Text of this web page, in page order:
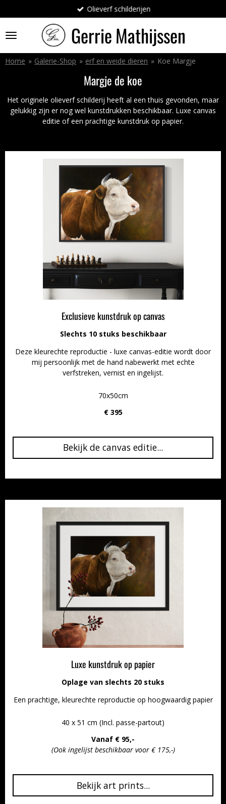
direct
naar
de
hoofdinhoud
GerrieMathijssen
Olieverf schilderijen
Home » Galerie-Shop » erf en weide dieren » Koe Margje
Margje de koe
Het originele olieverf schilderij heeft al een thuis gevonden, maar
gelukkig zijn er nog wel kunstdrukken beschikbaar. Luxe canvas
editie of een prachtige kunstdruk op papier.
Exclusieve kunstdruk op canvas
Slechts 10 stuks beschikbaar
Deze kleurechte reproductie - luxe canvas-editie wordt door
mij persoonlijk met de hand nabewerkt met echte
verfstreken, vernist en ingelijst.
70x50cm
€ 395
Bekijk de canvas editie...
Luxe kunstdruk op papier
Oplage van slechts 20 stuks
Een prachtige, kleurechte reproductie op hoogwaardig papier
40 x 51 cm (Incl. passe-partout)
Vanaf € 95,-
(Ook ingelijst beschikbaar voor € 175,-)
Bekijk art prints...